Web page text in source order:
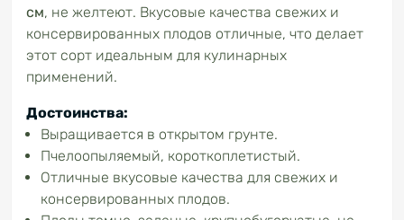
см, не желтеют. Вкусовые качества свежих и
консервированных плодов отличные, что делает
этот сорт идеальным для кулинарных
применений.
Достоинства:
Выращивается в открытом грунте.
Пчелоопыляемый, короткоплетистый.
Отличные вкусовые качества для свежих и
консервированных плодов.